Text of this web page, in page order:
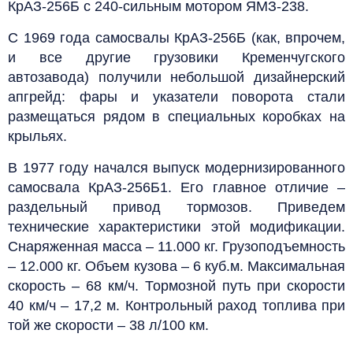
КрАЗ-256Б с 240-сильным мотором ЯМЗ-238.
С 1969 года самосвалы КрАЗ-256Б (как, впрочем,
и все другие грузовики Кременчугского
автозавода) получили небольшой дизайнерский
апгрейд: фары и указатели поворота стали
размещаться рядом в специальных коробках на
крыльях.
В 1977 году начался выпуск модернизированного
самосвала КрАЗ-256Б1. Его главное отличие –
раздельный привод тормозов. Приведем
технические характеристики этой модификации.
Снаряженная масса – 11.000 кг. Грузоподъемность
– 12.000 кг. Объем кузова – 6 куб.м. Максимальная
скорость – 68 км/ч. Тормозной путь при скорости
40 км/ч – 17,2 м. Контрольный раход топлива при
той же скорости – 38 л/100 км.